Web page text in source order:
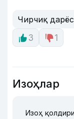
Чирчиқ
3
1
Изоҳлар
Изоҳ